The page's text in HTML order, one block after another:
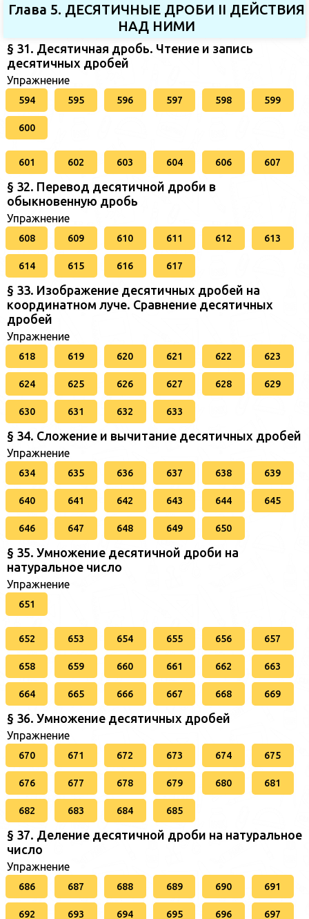
Глава 5. ДЕСЯТИЧНЫЕ ДРОБИ II ДЕЙСТВИЯ
НАД НИМИ
§ 31. Десятичная дробь. Чтение и запись
десятичных дробей
Упражнение
594 595 596 597 598 599
600
601 602 603 604 606 607
§ 32. Перевод десятичной дроби в
обыкновенную дробь
Упражнение
608 609 610 611 612 613
614 615 616 617
§ 33. Изображение десятичных дробей на
координатном луче. Сравнение десятичных
дробей
Упражнение
618 619 620 621 622 623
624 625 626 627 628 629
630 631 632 633
§ 34. Сложение и вычитание десятичных дробей
Упражнение
634 635 636 637 638 639
640 641 642 643 644 645
646 647 648 649 650
§ 35. Умножение десятичной дроби на
натуральное число
Упражнение
651
652 653 654 655 656 657
658 659 660 661 662 663
664 665 666 667 668 669
§ 36. Умножение десятичных дробей
Упражнение
670 671 672 673 674 675
676 677 678 679 680 681
682 683 684 685
§ 37. Деление десятичной дроби на натуральное
число
Упражнение
686 687 688 689 690 691
692 693 694 695 696 697